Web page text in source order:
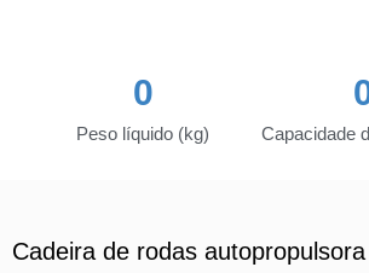
Peso líquido (kg)
0
Capacidade
Cadeira de rodas